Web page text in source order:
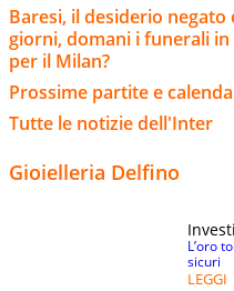
Baresi, il desiderio
giorni, domani i funerali
per il Milan?
Prossime partite e
Tutte le notizie dell'Inter
Gioielleria Delfino
L’oro
sicuri
LEGGI